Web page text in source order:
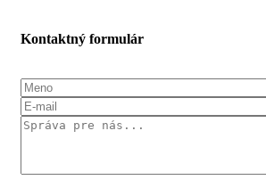
Kontaktný formulár